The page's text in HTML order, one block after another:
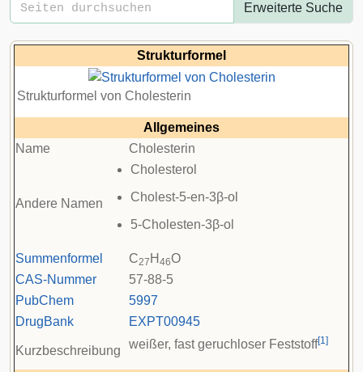
Erweiterte Suche
Strukturformel
Strukturformel von Cholesterin
Allgemeines
Name
Cholesterin
Andere Namen
Cholesterol
Cholest-5-en-3β-ol
5-Cholesten-3β-ol
Summenformel C27 H 46O
CAS-Nummer
57-88-5
PubChem
5997
DrugBank
EXPT00945
Kurzbeschreibung weißer, fast geruchloser Feststoff[1]